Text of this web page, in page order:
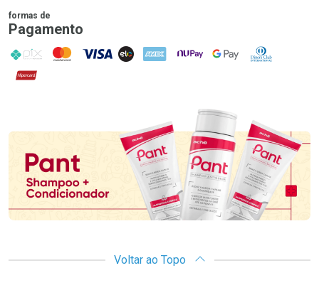
formas de
Pagamento
PIX MasterCard
VISA ELO AMEX NuPay Google PayDiners Club
Hipercard
Voltar ao Topo